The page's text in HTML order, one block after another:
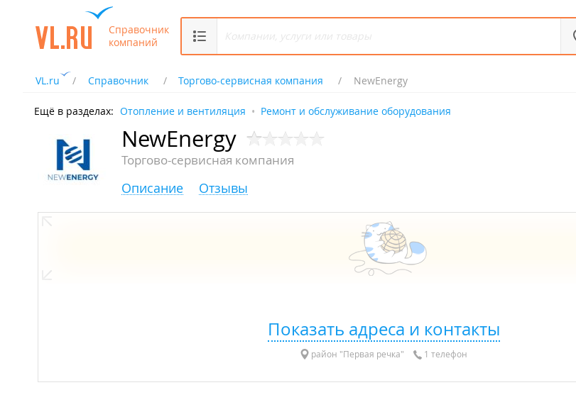
Справочник
компаний
VL.ru Справочник Торгово-сервисная компания NewEnergy
Ещё в разделах: Отопление и вентиляция Ремонт и обслуживание оборудования
NewEnergy
Торгово-сервисная компания
Описание Отзывы
Показать адреса и контакты
район "Первая речка" 1 телефон